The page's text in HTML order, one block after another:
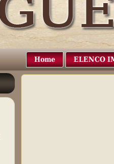
Home ELENCO